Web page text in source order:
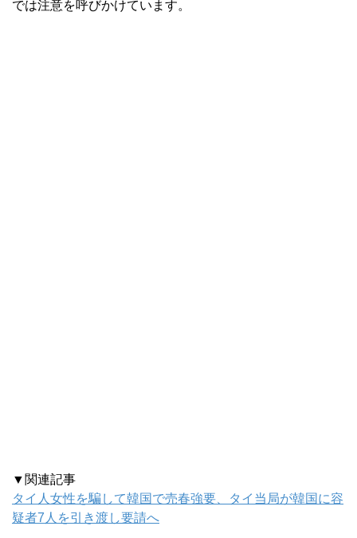
では注意を呼びかけています。
▼関連記事
タイ人女性を騙して韓国で売春強要、タイ当局が韓国に容
疑者7人を引き渡し要請へ